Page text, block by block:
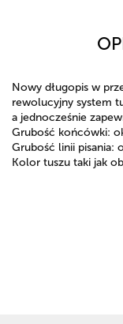
Nowy długopis w
rewolucyjny system
a jednocześnie
Grubość końcówki:
Grubość linii pisania:
Kolor tuszu taki jak